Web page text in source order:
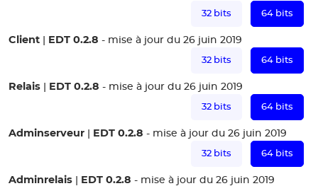
32 bits 64 bits
Client EDT 0.2.8 - mise à jour du 26 juin 2019
32 bits 64 bits
Relais EDT 0.2.8 - mise à jour du 26 juin 2019
32 bits 64 bits
Adminserveur EDT 0.2.8 - mise à jour du 26 juin 2019
32 bits 64 bits
Adminrelais EDT 0.2.8 - mise à jour du 26 juin 2019